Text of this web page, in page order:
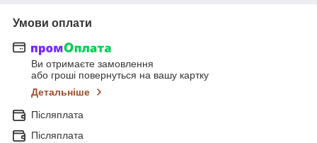
Умови оплати
Ви отримаєте замовлення
або гроші повернуться на вашу картку
Детальніше
Післяплата
Післяплата